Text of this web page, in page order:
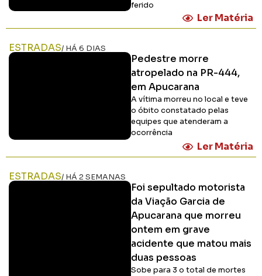
ferido
Ler Matéria
ESTRADAS/ HÁ 6 DIAS
Pedestre morre
atropelado na PR-444,
em Apucarana
A vítima morreu no local e teve
o óbito constatado pelas
equipes que atenderam a
ocorrência
Ler Matéria
ESTRADAS/ HÁ 2 SEMANAS
Foi sepultado motorista
da Viação Garcia de
Apucarana que morreu
ontem em grave
acidente que matou mais
duas pessoas
Sobe para 3 o total de mortes